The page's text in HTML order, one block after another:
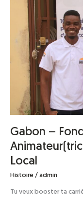
Gabon –
Local
Histoire /admin
Tu veux booster ta
Fondation
Animateur(trice)
Développement